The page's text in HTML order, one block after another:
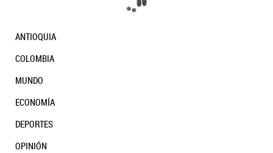
ANTIOQUIA
COLOMBIA
MUNDO
ECONOMÍA
DEPORTES
OPINIÓN